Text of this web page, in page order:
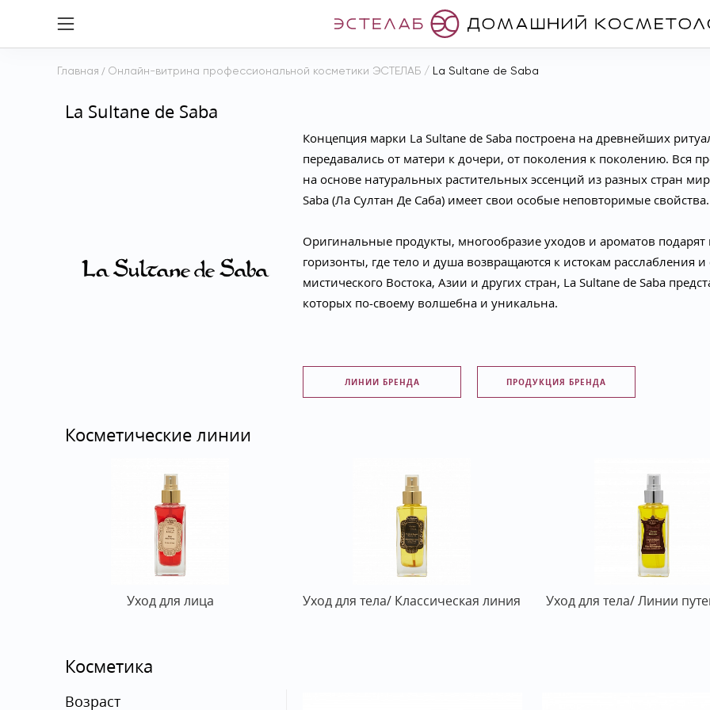
Главная / Онлайн-витрина профессиональной косметики ЭСТЕЛАБ / La Sultane de Saba
La Sultane de Saba
Концепция марки La Sultane de Saba построена на древнейших
передавались от матери к дочери, от поколения к поколению. Вся
на основе натуральных растительных эссенций из разных стран
Saba (Ла Султан Де Саба) имеет свои особые неповторимые свойства.
Оригинальные продукты, многообразие уходов и ароматов
горизонты, где тело и душа возвращаются к истокам
мистического Востока, Азии и других стран, La Sultane de Saba
которых по-своему волшебна и уникальна.
ЛИНИИ БРЕНДА ПРОДУКЦИЯ БРЕНДА
Косметические линии
Уход для лица Уход для тела/ Классическая линия Уход для тела/ Линии
Косметика
Возраст